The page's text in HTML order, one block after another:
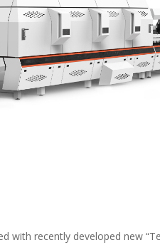
with recently developed new